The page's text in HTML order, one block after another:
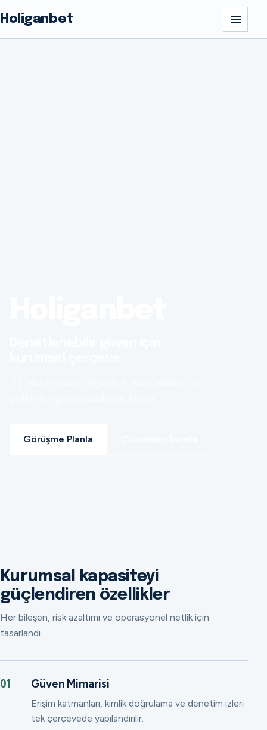
Holiganbet
Görüşme Planla
Kurumsal kapasiteyi
güçlendiren özellikler
Her bileşen, risk azaltımı ve operasyonel netlik için
tasarlandı.
01 Güven Mimarisi
Erişim katmanları, kimlik doğrulama ve denetim izleri
tek çerçevede yapılandırılır.